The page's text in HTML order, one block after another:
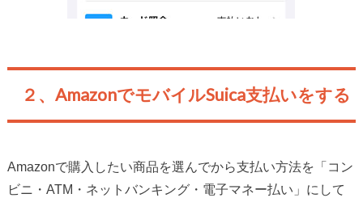
２、AmazonでモバイルSuica支払いをする
Amazonで購入したい商品を選んでから支払い方法を「コン
ビニ・ATM・ネットバンキング・電子マネー払い」にして